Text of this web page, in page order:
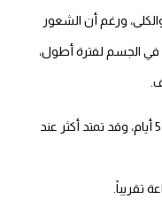
ورغم أن الشعور
في الجسم لفترة أطول،
مدة بقاء الايس في البول: من 2 إلى 5 أيام، وقد تمتد أكثر عند